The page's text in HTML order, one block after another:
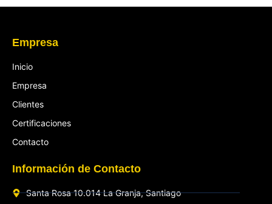
Empresa
Inicio
Empresa
Clientes
Certificaciones
Contacto
Información de Contacto
Santa Rosa 10.014 La Granja, Santiago